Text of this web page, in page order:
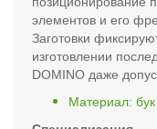
элементов и его
Заготовки
изготовлении
DOMINO даже
Материал: бук